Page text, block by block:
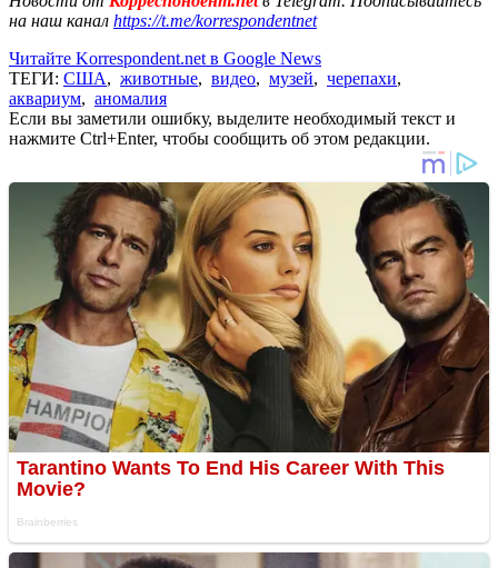
на наш канал https://t.me/korrespondentnet
Читайте Korrespondent.net в Google News
ТЕГИ: США, животные, видео, музей, черепахи,
аквариум, аномалия
Если вы заметили ошибку, выделите необходимый текст и
нажмите Ctrl+Enter, чтобы сообщить об этом редакции.